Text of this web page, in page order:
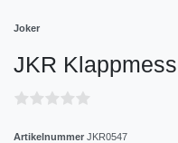
Joker
JKR
Artikelnummer JKR0547